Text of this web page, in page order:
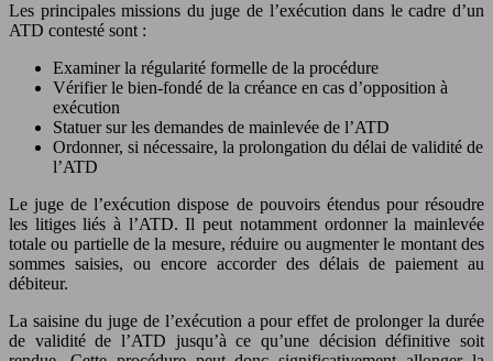
Les principales missions du juge de l’exécution dans le cadre d’un
ATD contesté sont :
Examiner la régularité formelle de la procédure
Vérifier le bien-fondé de la créance en cas d’opposition à
exécution
Statuer sur les demandes de mainlevée de l’ATD
Ordonner, si nécessaire, la prolongation du délai de validité de
l’ATD
Le juge de l’exécution dispose de pouvoirs étendus pour résoudre
les litiges liés à l’ATD. Il peut notamment ordonner la mainlevée
totale ou partielle de la mesure, réduire ou augmenter le montant des
sommes saisies, ou encore accorder des délais de paiement au
débiteur.
La saisine du juge de l’exécution a pour effet de prolonger la durée
de validité de l’ATD jusqu’à ce qu’une décision définitive soit